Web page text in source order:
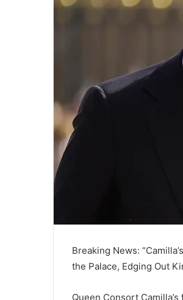
Breaking News:
the Palace, Edging Out
Queen Consort